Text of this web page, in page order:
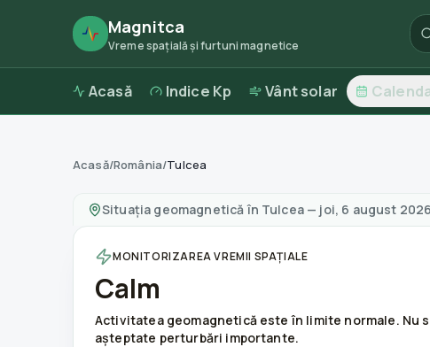
Magnitca
Vreme spațială și furtuni magnetice
Acasă Indice Kp Vânt solar
Furtuni magnetice în
Acasă/România/Tulcea
Situația geomagnetică în Tulcea— joi, 6 august 2026
MONITORIZAREA VREMII SPAȚIALE
Calm
Activitatea geomagnetică este în limite normale. Nu
așteptate perturbări importante.